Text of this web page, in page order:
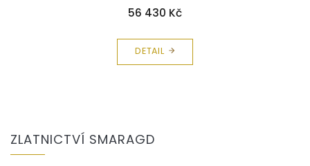
56 430 Kč
DETAIL
ZLATNICTVÍ SMARAGD